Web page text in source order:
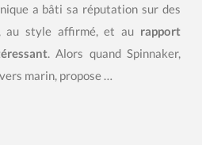
a bâti sa réputation sur des
au style affirmé, et au rapport
. Alors quand Spinnaker,
marin, propose …